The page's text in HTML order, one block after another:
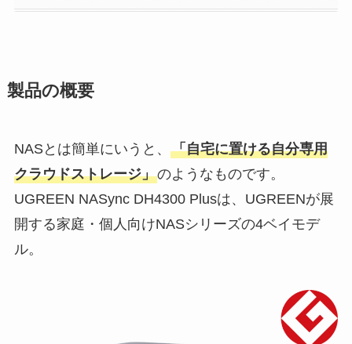
製品の概要
NASとは簡単にいうと、 「自宅に置ける自分専用
クラウドストレージ」のようなものです。
UGREEN NASync DH4300 Plusは、UGREENが展
開する家庭・個人向けNASシリーズの4ベイモデ
ル。